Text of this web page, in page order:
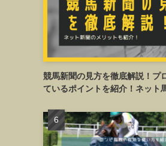
競馬新聞の見方を徹底解説！プ
ているポイントを紹介！ネット